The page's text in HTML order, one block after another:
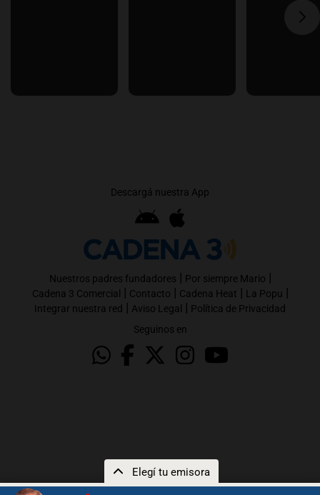
Elegí tu emisora
Descargá nuestra App
Nuestros padres fundadores | Por siempre Mario |
Cadena 3 Comercial | Contacto | Cadena Heat | La Popu |
Integrar nuestra red | Aviso Legal | Política de Privacidad
Seguinos en